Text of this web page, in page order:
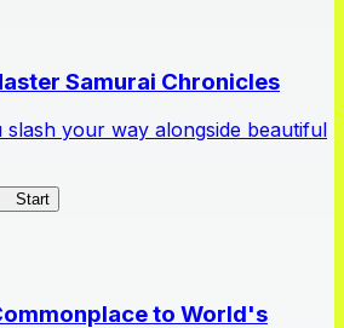
Samurai Chronicles
slash your way alongside beautiful
Start
to World's